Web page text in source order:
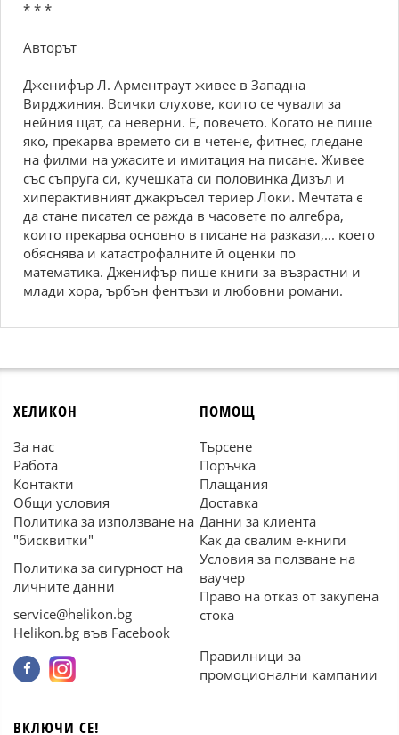
* * *
Авторът
Дженифър Л. Арментраут живее в Западна
Вирджиния. Всички слухове, които се чували за
нейния щат, са неверни. Е, повечето. Когато не пише
яко, прекарва времето си в четене, фитнес, гледане
на филми на ужасите и имитация на писане. Живее
със съпруга си, кучешката си половинка Дизъл и
хиперактивният джакръсел териер Локи. Мечтата є
да стане писател се ражда в часовете по алгебра,
които прекарва основно в писане на разкази,... което
обяснява и катастрофалните й оценки по
математика. Дженифър пише книги за възрастни и
млади хора, ърбън фентъзи и любовни романи.
ХЕЛИКОН
За нас
Работа
Контакти
Общи условия
Политика за използване на
"бисквитки"
Политика за сигурност на
личните данни
service@helikon.bg
Helikon.bg във Facebook
ПОМОЩ
Търсене
Поръчка
Плащания
Доставка
Данни за клиента
Как да свалим е-книги
Условия за ползване на
ваучер
Право на отказ от закупена
стока
Правилници за
промоционални кампании
ВКЛЮЧИ СЕ!